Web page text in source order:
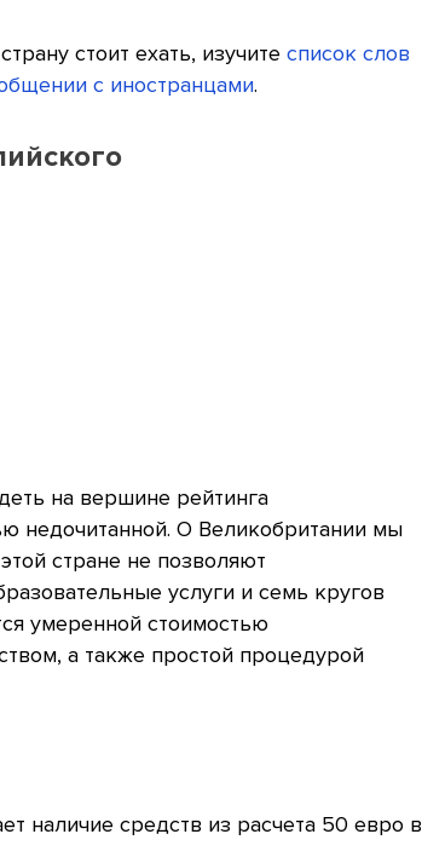
стоит ехать, изучите список слов
с иностранцами.
на вершине рейтинга
недочитанной. О Великобритании мы
стране не позволяют
услуги и семь кругов
умеренной стоимостью
а также простой процедурой
наличие средств из расчета 50 евро в